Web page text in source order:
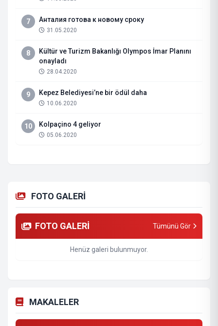
7 Анталия готова к новому сроку
31.05.2020
8
Kültür ve Turizm Bakanlığı Olympos İmar Planını
onayladı
28.04.2020
9 Kepez Belediyesi’ne bir ödül daha
10.06.2020
10 Kolpaçino 4 geliyor
05.06.2020
FOTO GALERİ
FOTO GALERİ Tümünü Gör
Henüz galeri bulunmuyor.
MAKALELER